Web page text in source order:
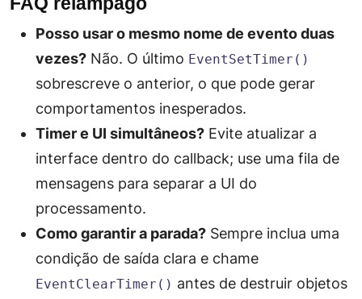
Posso usar o mesmo nome de evento duas
vezes? Não. O último EventSetTimer()
sobrescreve o anterior, o que pode gerar
comportamentos inesperados.
Timer e UI simultâneos? Evite atualizar a
interface dentro do callback; use uma fila de
mensagens para separar a UI do
processamento.
Como garantir a parada? Sempre inclua uma
condição de saída clara e chame
EventClearTimer() antes de destruir objetos